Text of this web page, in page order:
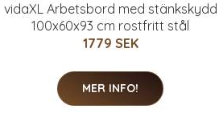
vidaXL Arbetsbord med stänkskydd
100x60x93 cm rostfritt stål
1779 SEK
MER INFO!